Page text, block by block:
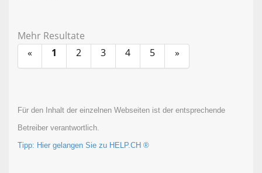
Mehr Resultate
«
1 2 3 4 5 »
Für den Inhalt der einzelnen Webseiten ist der entsprechende
Betreiber verantwortlich.
Tipp: Hier gelangen Sie zu HELP.CH ®